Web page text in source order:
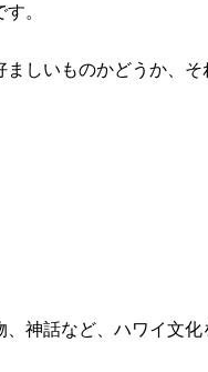
。
しいものかどうか、
神話など、ハワイ文